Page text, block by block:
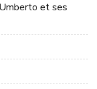
et ses